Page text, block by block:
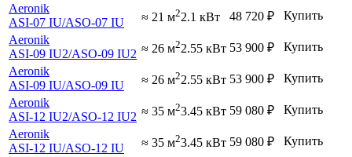
Aeronik
ASI-07 IU/ASO-07 IU ≈ 21 м22.1 кВт 48 720 ₽
Купить
Aeronik
ASI-09 IU2/ASO-09 IU2 ≈ 26 м22.55 кВт 53 900 ₽
Купить
Aeronik
ASI-09 IU/ASO-09 IU ≈ 26 м22.55 кВт 53 900 ₽
Купить
Aeronik
ASI-12 IU2/ASO-12 IU2 ≈ 35 м23.45 кВт 59 080 ₽
Купить
Aeronik
ASI-12 IU/ASO-12 IU ≈ 35 м23.45 кВт 59 080 ₽
Купить